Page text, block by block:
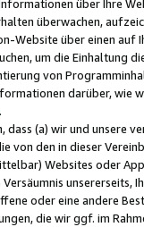
über Ihre
überwachen,
Website über einen
um die Einhaltung
von
darüber, wie
.
dass (a) wir und
von den in dieser
Websites oder
unsererseits,
oder eine andere
die wir ggf. im